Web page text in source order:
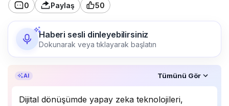
0 Paylaş 50
Haberi sesli dinleyebilirsiniz
Dokunarak veya tıklayarak başlatın
AI Tümünü Gör
Dijital dönüşümde yapay zeka teknolojileri,